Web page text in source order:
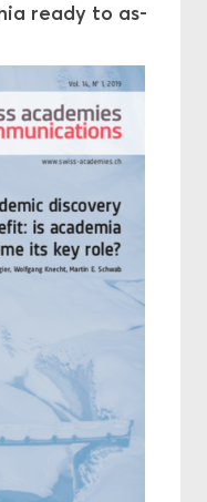
ready to as­